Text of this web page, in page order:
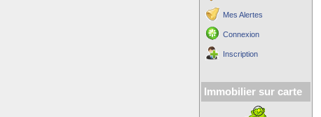
Mes Alertes
Connexion
Inscription
Immobilier sur carte